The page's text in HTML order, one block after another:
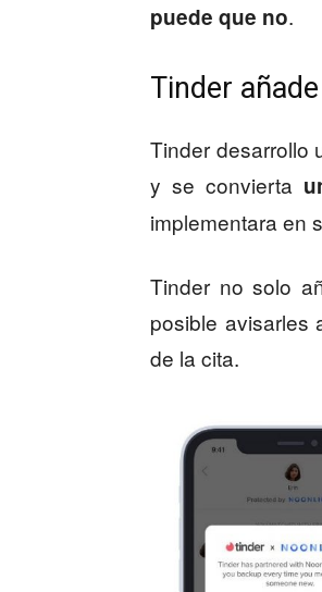
puede que no.
Tinder
Tinder desarrollo
y se convierta
implementara en
Tinder no solo
posible avisarles
de la cita.